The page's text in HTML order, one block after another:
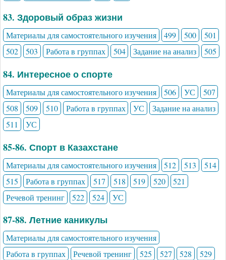
83. Здоровый образ жизни
Материалы для самостоятельного изучения 499 500
501
502
503 Работа в группах 504 Задание на анализ 505
84. Интересное о спорте
Материалы для самостоятельного изучения 506 УС
507
508
509 510 Работа в группах УС
Задание на анализ
511
УС
85-86. Спорт в Казахстане
Материалы для самостоятельного изучения 512 513
514
515
Работа в группах 517 518 519 520
521
Речевой тренинг
522 524 УС
87-88. Летние каникулы
Материалы для самостоятельного изучения
Работа в группах
Речевой тренинг 525 527 528
529